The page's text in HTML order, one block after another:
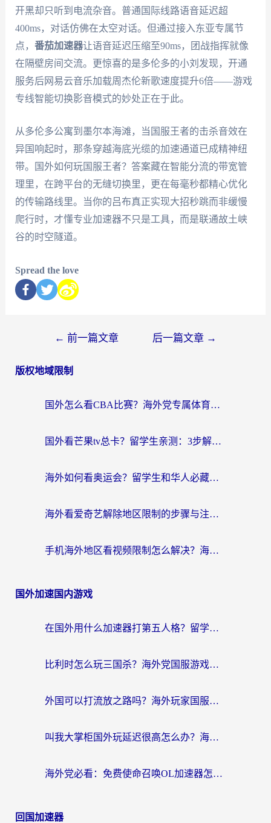
开黑却只听到电流杂音。普通国际线路语音延迟超
400ms，对话仿佛在太空对话。但通过接入东亚专属节
点， 番茄加速器让语音延迟压缩至90ms，团战指挥就像
在隔壁房间交流。更惊喜的是多伦多的小刘发现，开通
服务后网易云音乐加载周杰伦新歌速度提升6倍——游戏
专线智能切换影音模式的妙处正在于此。
从多伦多公寓到墨尔本海滩，当国服王者的击杀音效在
异国响起时，那条穿越海底光缆的加速通道已成精神纽
带。国外如何玩国服王者？答案藏在智能分流的带宽管
理里，在跨平台的无缝切换里，更在每毫秒都精心优化
的传输路线里。当你的吕布真正实现大招秒跳而非缓慢
爬行时，才懂专业加速器不只是工具，而是联通故土峡
谷的时空隧道。
Spread the love
← 前一篇文章 后一篇文章 →
版权地域限制
国外怎么看CBA比赛？海外党专属体育直播指南，告别地区限制看球自由
国外看芒果tv总卡？留学生亲测：3步解决地域限制+流畅追剧攻略
海外如何看奥运会？留学生和华人必藏的体育赛事观看终极指南
海外看爱奇艺解除地区限制的步骤与注意事项详解：留学生必看的无卡顿追剧指南
手机海外地区看视频限制怎么解决？海外党追剧看片的实用指南
国外加速国内游戏
在国外用什么加速器打第五人格？留学生亲测：这6个功能才是关键！
比利时怎么玩三国杀？海外党国服游戏加速器终极指南（附问道CODOL优化方案）
外国可以打流放之路吗？海外玩家国服游戏畅玩终极指南（附实测推荐）
叫我大掌柜国外玩延迟很高怎么办？海外党亲测的国服游戏加速全攻略
海外党必看：免费使命召唤OL加速器怎么选？3个国服游戏加速痛点一次性解决
回国加速器